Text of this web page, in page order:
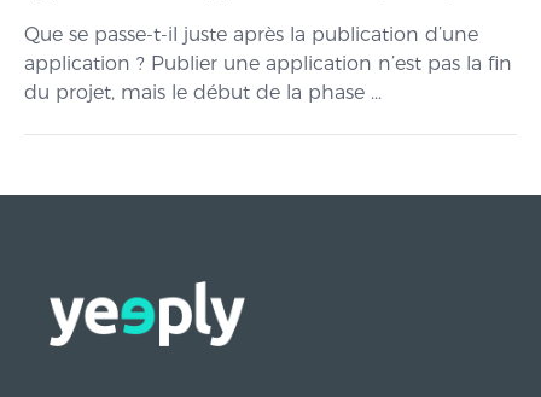
Que se passe-t-il juste après la publication d’une
application ? Publier une application n’est pas la fin
du projet, mais le début de la phase ...